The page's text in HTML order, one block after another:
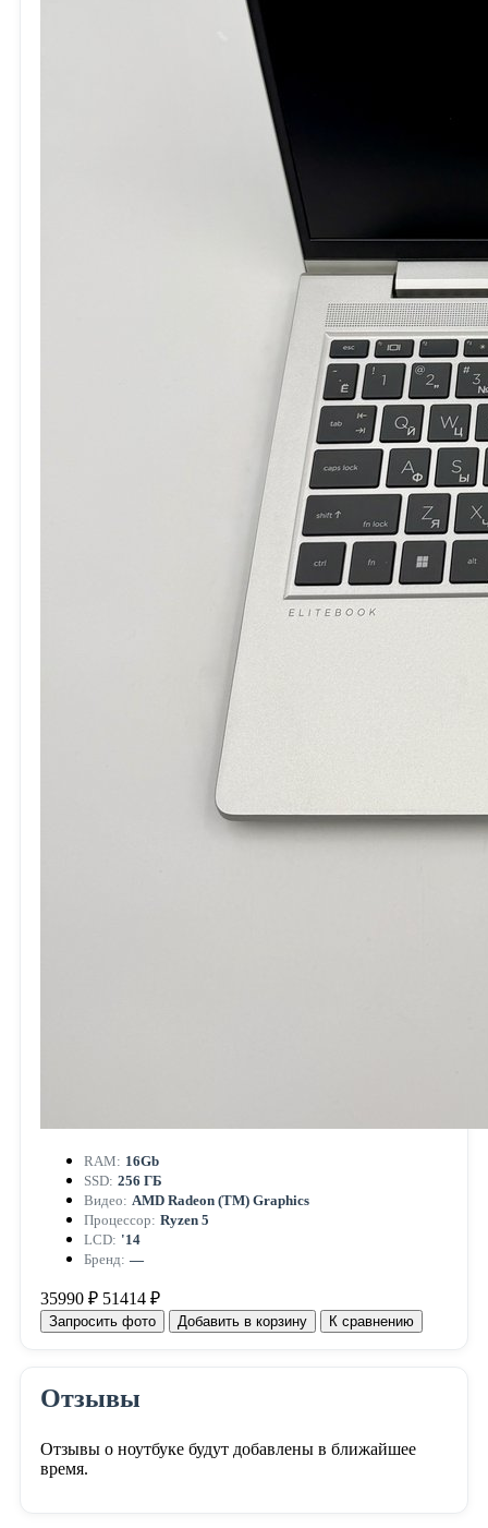
RAM: 16Gb
SSD: 256 ГБ
Видео: AMD Radeon (TM) Graphics
Процессор: Ryzen 5
LCD: '14
Бренд: —
35990 ₽ 51414 ₽
Запросить фото Добавить в корзину К сравнению
Отзывы
Отзывы о ноутбуке будут добавлены в ближайшее
время.